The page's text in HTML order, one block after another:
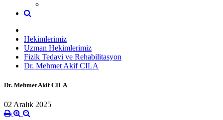
Hekimlerimiz
Uzman Hekimlerimiz
Fizik Tedavi ve Rehabilitasyon
Dr. Mehmet Akif CILA
Dr. Mehmet Akif CILA
02 Aralık 2025